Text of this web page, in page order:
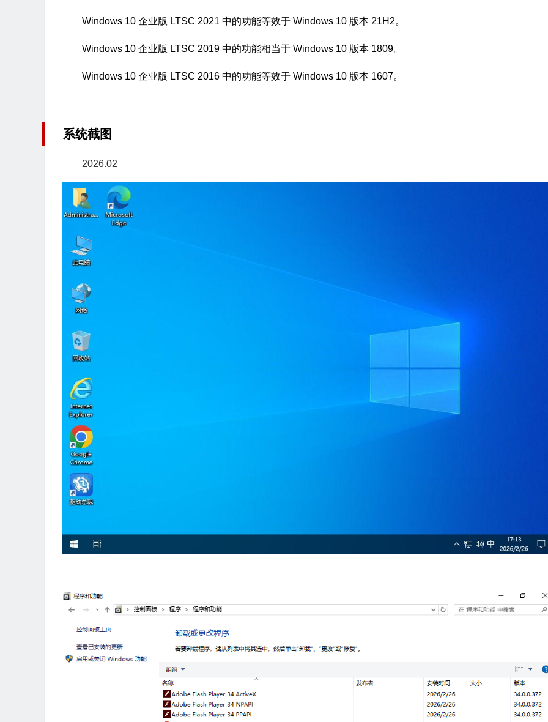
Windows 10 企业版 LTSC 2021 中的功能等效于 Windows 10 版本 21H2。
Windows 10 企业版 LTSC 2019 中的功能相当于 Windows 10 版本 1809。
Windows 10 企业版 LTSC 2016 中的功能等效于 Windows 10 版本 1607。
系统截图
2026.02